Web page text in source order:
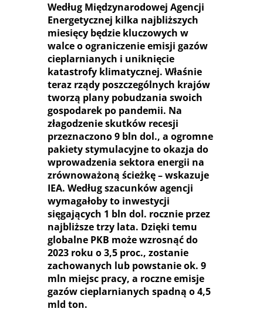
Według Międzynarodowej Agencji
Energetycznej kilka najbliższych
miesięcy będzie kluczowych w
walce o ograniczenie emisji gazów
cieplarnianych i uniknięcie
katastrofy klimatycznej. Właśnie
teraz rządy poszczególnych krajów
tworzą plany pobudzania swoich
gospodarek po pandemii. Na
złagodzenie skutków recesji
przeznaczono 9 bln dol., a ogromne
pakiety stymulacyjne to okazja do
wprowadzenia sektora energii na
zrównoważoną ścieżkę – wskazuje
IEA. Według szacunków agencji
wymagałoby to inwestycji
sięgających 1 bln dol. rocznie przez
najbliższe trzy lata. Dzięki temu
globalne PKB może wzrosnąć do
2023 roku o 3,5 proc., zostanie
zachowanych lub powstanie ok. 9
mln miejsc pracy, a roczne emisje
gazów cieplarnianych spadną o 4,5
mld ton.